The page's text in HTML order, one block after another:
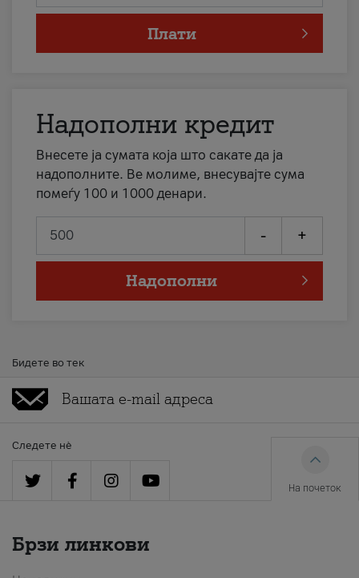
Плати
Надополни кредит
Внесете ја сумата која што сакате да ја
надополните. Ве молиме, внесувајте сума
помеѓу 100 и 1000 денари.
- +
Надополни
Бидете во тек
Следете нè
На почеток
Брзи линкови